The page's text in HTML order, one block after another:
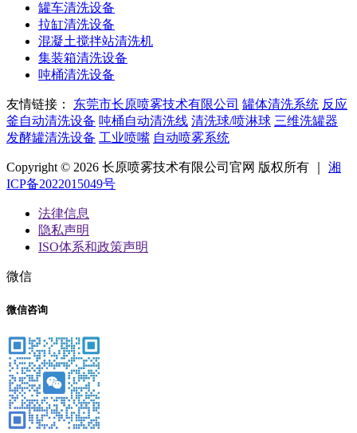
罐车清洗设备
拉缸清洗设备
混凝土搅拌站清洗机
集装箱清洗设备
吨桶清洗设备
友情链接： 东莞市长原喷雾技术有限公司 罐体清洗系统 反应
釜自动清洗设备 吨桶自动清洗线 清洗球/喷淋球 三维洗罐器
发酵罐清洗设备 工业喷嘴 自动喷雾系统
Copyright © 2026 长原喷雾技术有限公司官网 版权所有 ｜ 湘
ICP备2022015049号
法律信息
隐私声明
ISO体系和政策声明
微信
微信咨询